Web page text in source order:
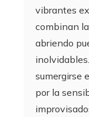
vibrantes
combinan
abriendo
sumergirse
por la